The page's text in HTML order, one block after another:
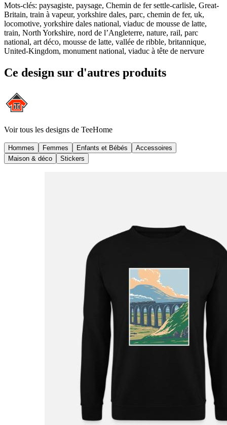
Mots-clés: paysagiste, paysage, Chemin de fer settle-carlisle, Great-
Britain, train à vapeur, yorkshire dales, parc, chemin de fer, uk,
locomotive, yorkshire dales national, viaduc de mousse de latte,
train, North Yorkshire, nord de l’Angleterre, nature, rail, parc
national, art déco, mousse de latte, vallée de ribble, britannique,
United-Kingdom, monument national, viaduc à tête de nervure
Ce design sur d'autres produits
Voir tous les designs de TeeHome
Hommes Femmes Enfants et Bébés
Accessoires
Maison & déco
Stickers